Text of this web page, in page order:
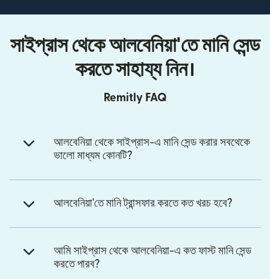
সাইপ্রাস থেকে আলবেনিয়া'তে মানি সেন্ড
করতে সাহায্য নিন।
Remitly FAQ
আলবেনিয়া থেকে সাইপ্রাস-এ মানি সেন্ড করার সবথেকে
ভালো মাধ্যম কোনটি?
আলবেনিয়া'তে মানি ট্রান্সফার করতে কত খরচ হবে?
আমি সাইপ্রাস থেকে আলবেনিয়া-এ কত ফাস্ট মানি সেন্ড
করতে পারব?